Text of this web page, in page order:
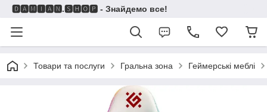
🅳🅰🅼🅸🅰🅽.🆂🅷🅾🅿 - Знайдемо все!
Товари та послуги Гральна зона Геймерські меблі